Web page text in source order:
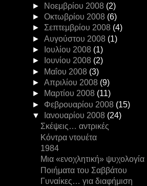
►
Νοεμβρίου 2008 (2)
► Οκτωβρίου 2008 (6)
► Σεπτεμβρίου 2008 (4)
► Αυγούστου 2008 (1)
►
Ιουλίου 2008 (1)
►
Ιουνίου 2008 (2)
►
Μαΐου 2008 (3)
► Απριλίου 2008 (9)
►
Μαρτίου 2008 (11)
► Φεβρουαρίου 2008 (15)
▼
Ιανουαρίου 2008 (24)
Σκέψεις… αντρικές
Κόντρα ντουέτα
1984
Μια «ενοχλητική» ψυχολογία
Ποιήματα του Σαββάτου
Γυναίκες… για διαφήμιση